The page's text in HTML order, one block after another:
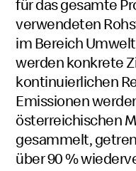
für das gesamte
verwendeten
im Bereich
werden konkrete
kontinuierlichen
Emissionen
österreichischen
gesammelt,
über 90 %